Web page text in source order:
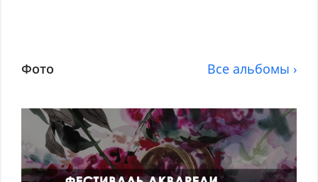
Фото Все альбомы ›